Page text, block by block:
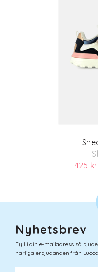
425
Nyhetsbrev
Fyll i din e-mailadress så
härliga erbjudanden från